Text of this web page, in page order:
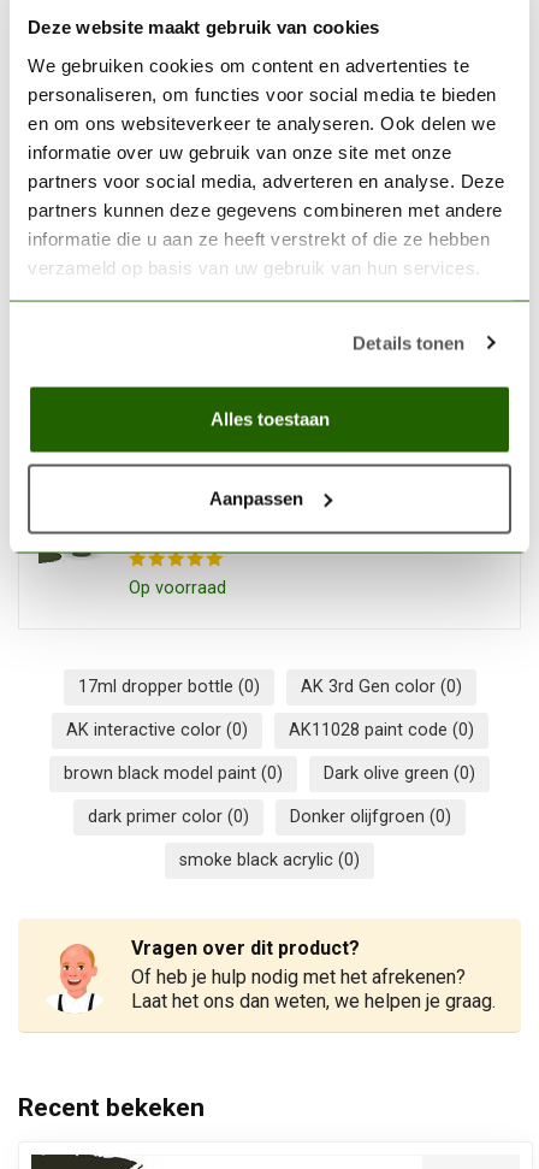
Deze website maakt gebruik van cookies
We gebruiken cookies om content en advertenties te
personaliseren, om functies voor social media te bieden
en om ons websiteverkeer te analyseren. Ook delen we
informatie over uw gebruik van onze site met onze
partners voor social media, adverteren en analyse. Deze
partners kunnen deze gegevens combineren met andere
informatie die u aan ze heeft verstrekt of die ze hebben
verzameld op basis van uw gebruik van hun services.
Details tonen
Alles toestaan
Aanpassen
AK INTERACTIVE
AK interactive Basalt Grey
Acrylic Modelling Colors -
17ml - AK11021
Niet op voorraad
AK INTERACTIVE
AK interactive Hull Red
€2,75
AK INTERACTIVE
AK interactive Gunship Green
Acrylic Modelling Colors -
17ml - AK11150
Op voorraad
17ml dropper bottle (0) AK 3rd Gen color (0)
AK interactive color (0) AK11028 paint code (0)
brown black model paint (0) Dark olive green (0)
dark primer color (0) Donker olijfgroen (0)
smoke black acrylic (0)
Vragen over dit product?
Of heb je hulp nodig met het afrekenen?
Laat het ons dan weten, we helpen je graag.
Recent bekeken